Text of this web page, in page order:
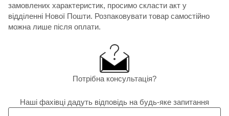
замовлених характеристик, просимо скласти акт у
відділенні Нової Пошти. Розпаковувати товар самостійно
можна лише після оплати.
Потрібна консультація?
Наші фахівці дадуть відповідь на будь-яке запитання